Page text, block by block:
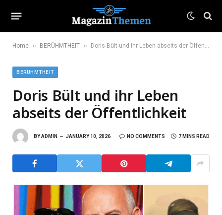
Home » BERÜHMTHEIT » Doris Bült und ihr Leben abseits der Öffentlichkeit
BERÜHMTHEIT
Doris Bült und ihr Leben
abseits der Öffentlichkeit
BYADMIN JANUARY 10, 2026 NO COMMENTS 7 MINS READ